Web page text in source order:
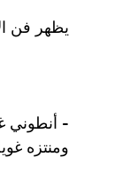
يظهر فن
- أنطوني
ومنتزه